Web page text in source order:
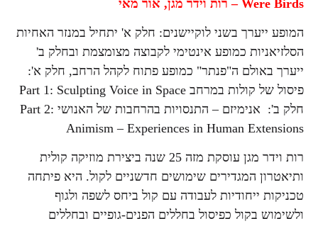
Were Birds – רות וידר מגן, אור מאי
המופע ייערך בשני לוקיישנים: חלק א' יתחיל במנזר האחיות
הסלזיאניות כמופע אינטימי לקבוצה מצומצמת ובחלק ב'
ייערך באולם ה"פנתר" כמופע פתוח לקהל הרחב, חלק א':
פיסול של קולות במרחב Part 1: Sculpting Voice in Space
חלק ב': אנימיזם – התנסויות בהרחבות של האנושי Part 2:
Animism – Experiences in Human Extensions
רות וידר מגן עוסקת מזה 25 שנה ביצירת מוזיקה קולית
ותיאטרון המגדירים שימושים חדשניים לקול. היא פיתחה
טכניקות ייחודיות לעבודה עם קול ביחס לשפה ולגוף
ולשימוש בקול כפיסול בחללים הפנים-גופיים ובחללים